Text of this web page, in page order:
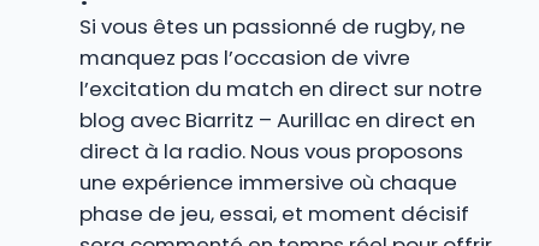
Si vous êtes un passionné de rugby, ne
manquez pas l’occasion de vivre
l’excitation du match en direct sur notre
blog avec Biarritz – Aurillac en direct en
direct à la radio. Nous vous proposons
une expérience immersive où chaque
phase de jeu, essai, et moment décisif